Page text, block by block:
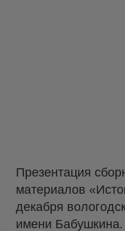
Презентация
материалов
декабря
имени Бабушкина.